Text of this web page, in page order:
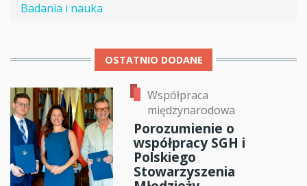
Badania i nauka
OSTATNIO DODANE
Współpraca
międzynarodowa
Porozumienie o
współpracy SGH i
Polskiego
Stowarzyszenia